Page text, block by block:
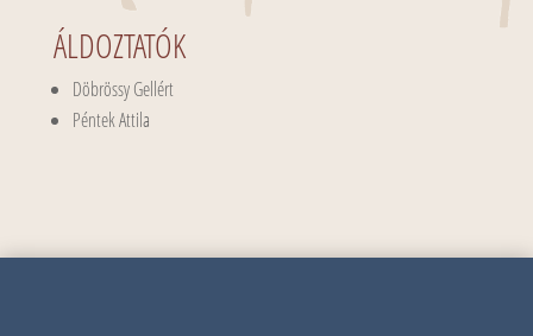
ÁLDOZTATÓK
Döbrössy Gellért
Péntek Attila